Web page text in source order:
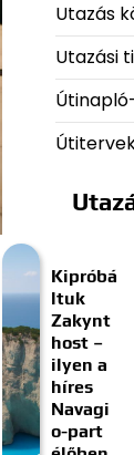
Utazás
Utazási
Kipróbá
ltuk
Zakynt
host –
ilyen a
híres
Navagi
o-part